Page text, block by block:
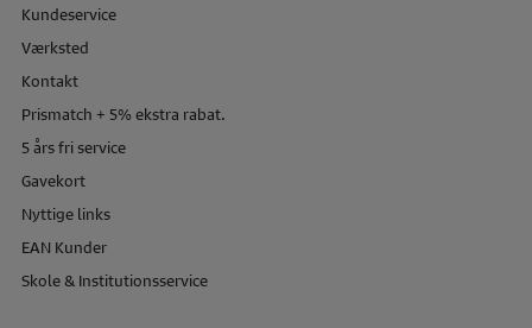
Kundeservice
Værksted
Kontakt
Prismatch + 5% ekstra rabat.
5 års fri service
Gavekort
Nyttige links
EAN Kunder
Skole & Institutionsservice